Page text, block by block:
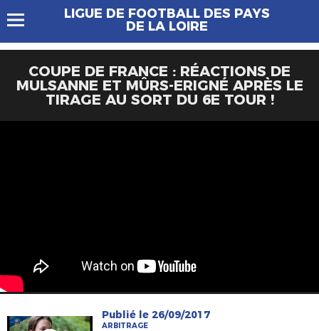
LIGUE DE FOOTBALL DES PAYS
DE LA LOIRE
COUPE DE FRANCE : RÉACTIONS DE
MULSANNE ET MÛRS-ERIGNÉ APRÈS LE
TIRAGE AU SORT DU 6E TOUR !
Publié le 26/09/2017
ARBITRAGE